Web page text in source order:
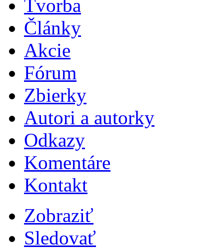
Tvorba
Články
Akcie
Fórum
Zbierky
Autori a autorky
Odkazy
Komentáre
Kontakt
Zobraziť
Sledovať